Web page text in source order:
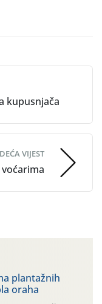
kupusnjača
VIJEST
plantažnih
oraha